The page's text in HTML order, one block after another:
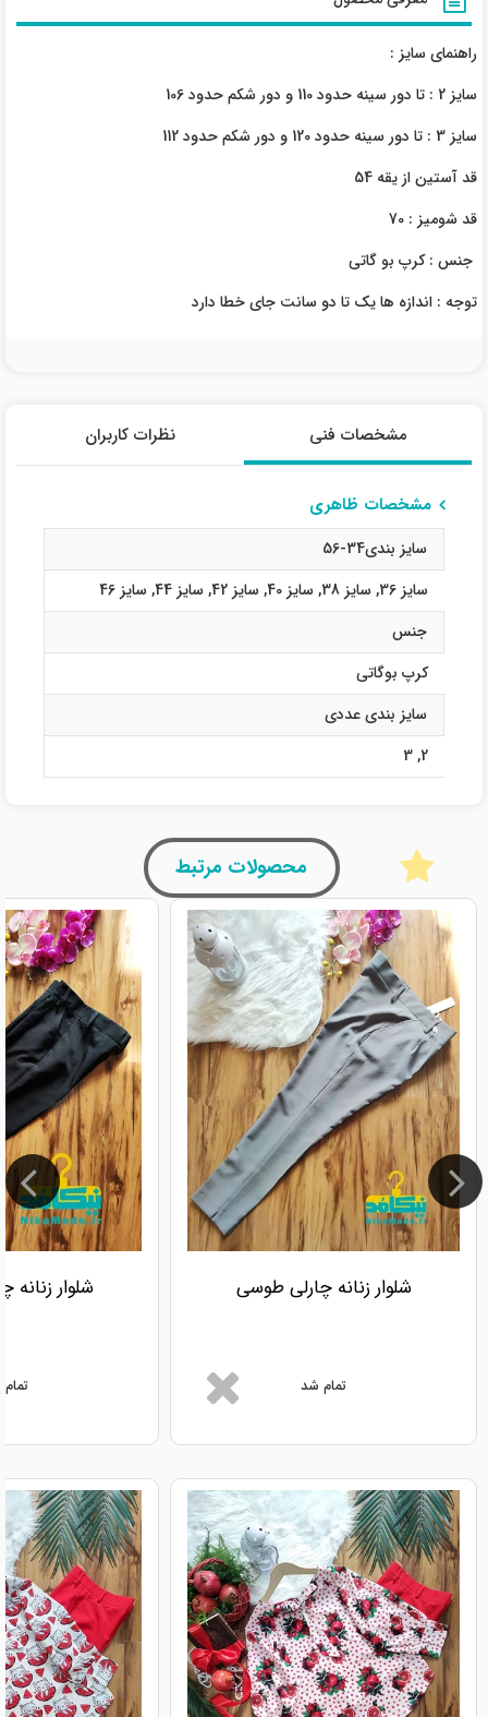
راهنمای سایز :
سایز 2 : تا دور سینه حدود 110 و دور شکم حدود 106
سایز 3 : تا دور سینه حدود 120 و دور شکم حدود 112
قد آستین از یقه 54
قد شومیز : 70
جنس : کرپ بو گاتی
توجه : اندازه ها یک تا دو سانت جای خطا دارد
مشخصات فنی نظرات کاربران
مشخصات ظاهری
سایز بندی34-56
سایز 36
, سایز 38 , سایز 40 , سایز 42 , سایز 44 , سایز 46
جنس
کرپ بوگاتی
سایز بندی عددی
2
,
3
محصولات مرتبط
شلوار زنانه چارلی طوسی
تمام شد
شلوار